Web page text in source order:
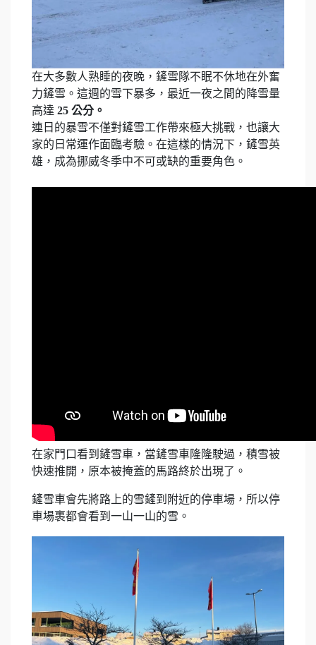
在大多數人熟睡的夜晚，鏟雪隊不眠不休地在外奮
力鏟雪。這週的雪下暴多，最近一夜之間的降雪量
高達 25 公分。
連日的暴雪不僅對鏟雪工作帶來極大挑戰，也讓大
家的日常運作面臨考驗。在這樣的情況下，鏟雪英
雄，成為挪威冬季中不可或缺的重要角色。
在家門口看到鏟雪車， 當鏟雪車隆隆駛過，積雪被
快速推開，原本被掩蓋的馬路終於出現了。
鏟雪車會先將路上的雪鏟到附近的停車場，所以停
車場裹都會看到一山一山的雪。